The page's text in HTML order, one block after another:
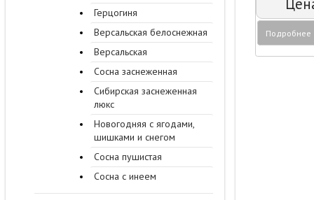
Герцогиня
Версальская белоснежная
Версальская
Сосна заснеженная
Сибирская заснеженная
люкс
Новогодняя с ягодами,
шишками и снегом
Сосна пушистая
Сосна с инеем